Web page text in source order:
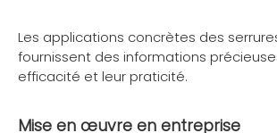
Les applications concrètes des
fournissent des informations
efficacité et leur praticité.
Mise en œuvre en entreprise